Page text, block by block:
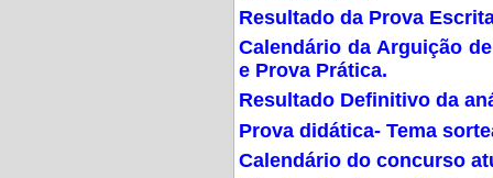
Resultado da Prova
Calendário da Arguição
e Prova Prática.
Resultado Definitivo da
Prova didática- Tema
Calendário do concurso